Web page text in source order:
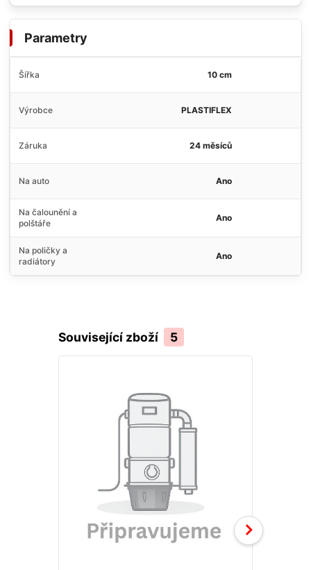
Parametry
Šířka 10 cm
Výrobce PLASTIFLEX
Záruka 24 měsíců
Na auto Ano
Na čalounění a
polštáře
Ano
Na poličky a
radiátory
Ano
Související zboží 5